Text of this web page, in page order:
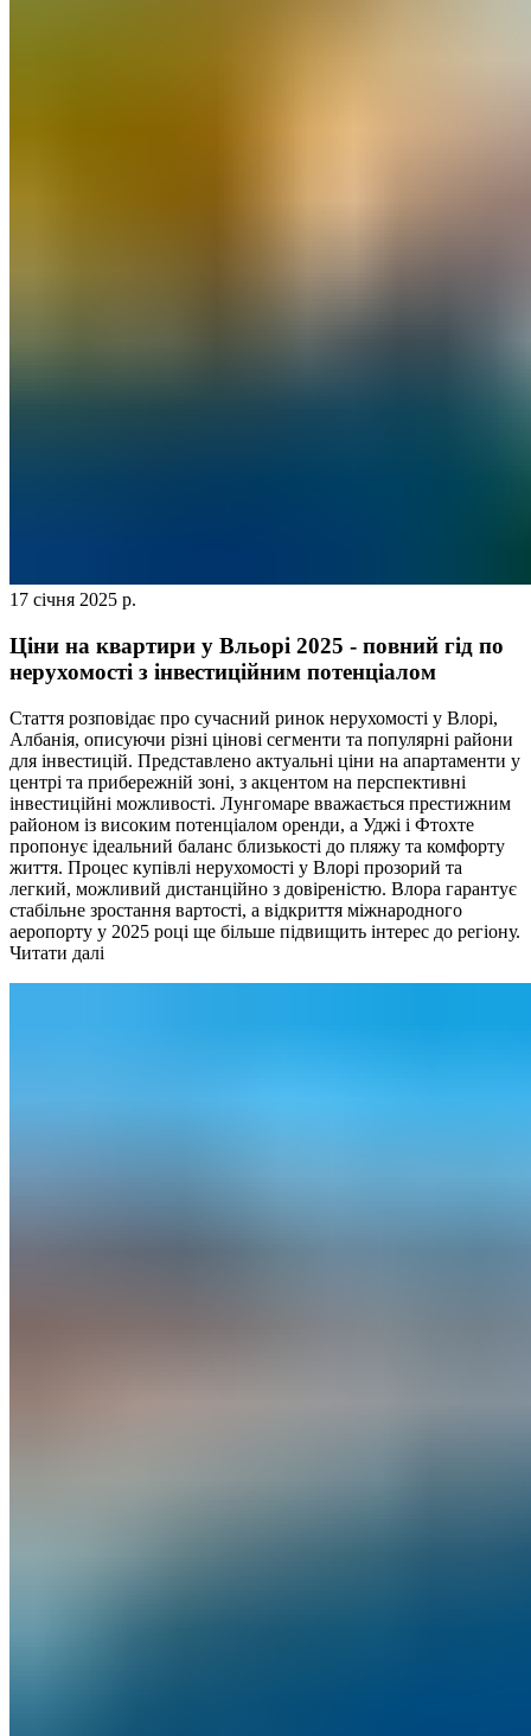
17 січня 2025 р.
Ціни на квартири у Вльорі 2025 - повний гід по
нерухомості з інвестиційним потенціалом
Стаття розповідає про сучасний ринок нерухомості у Влорі,
Албанія, описуючи різні цінові сегменти та популярні райони
для інвестицій. Представлено актуальні ціни на апартаменти у
центрі та прибережній зоні, з акцентом на перспективні
інвестиційні можливості. Лунгомаре вважається престижним
районом із високим потенціалом оренди, а Уджі і Фтохте
пропонує ідеальний баланс близькості до пляжу та комфорту
життя. Процес купівлі нерухомості у Влорі прозорий та
легкий, можливий дистанційно з довіреністю. Влора гарантує
стабільне зростання вартості, а відкриття міжнародного
аеропорту у 2025 році ще більше підвищить інтерес до регіону.
Читати далі